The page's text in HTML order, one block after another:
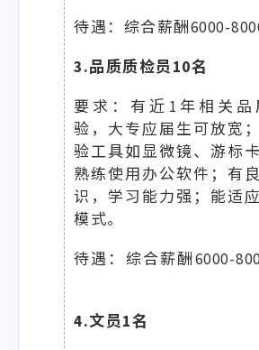
待遇：综合薪酬6000-
3.品质质检员10名
要求：有近1年相关品
验，大专应届生可放宽
验工具如显微镜、游标
熟练使用办公软件；有
识，学习能力强；能适
模式。
待遇：综合薪酬6000-
4.文员1名